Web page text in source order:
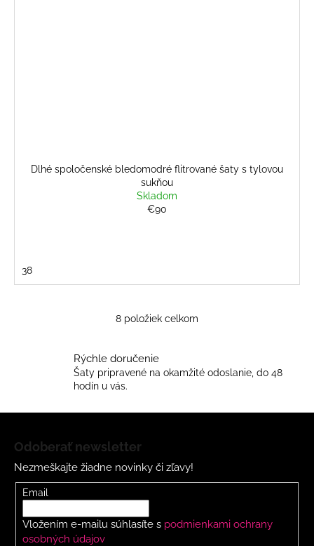
Dlhé spoločenské bledomodré flitrované šaty s tylovou
sukňou
Skladom
€90
38
O
l
á
c
p
r
y
8 položiek celkom
Rýchle doručenie
Šaty pripravené na okamžité odoslanie, do 48
hodín u vás.
Odoberať newsletter
Nezmeškajte žiadne novinky či zľavy!
Email
Vložením e-mailu súhlasíte s podmienkami ochrany
osobných údajov